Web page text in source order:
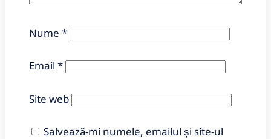
Nume *
Email *
Site web
Salvează-mi numele, emailul și site-ul